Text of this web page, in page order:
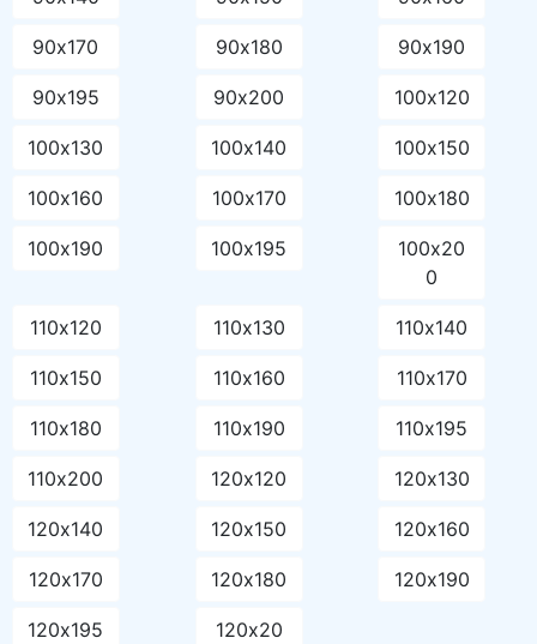
90х170 90х180 90х190
90х195 90х200 100х120
100х130 100х140 100х150
100х160 100х170 100х180
100х190 100х195
100х20
0
110х120 110х130 110х140
110х150 110х160 110х170
110х180 110х190 110х195
110х200 120х120 120х130
120х140 120х150 120х160
120х170 120х180 120х190
120х195
120х20